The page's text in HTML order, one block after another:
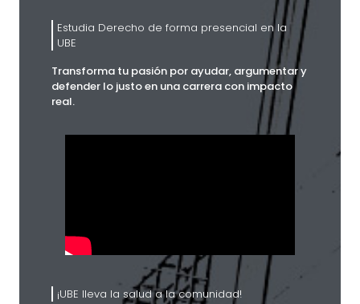
Estudia Derecho de forma presencial en la
UBE
Transforma tu pasión por ayudar, argumentar y
defender lo justo en una carrera con impacto
real.
¡UBE lleva la salud a la comunidad!